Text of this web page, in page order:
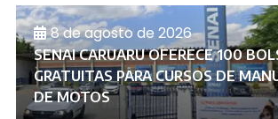
8 de agosto de 2026
SENAI CARUARU OFERECE 100
GRATUITAS PARA CURSOS DE
DE MOTOS